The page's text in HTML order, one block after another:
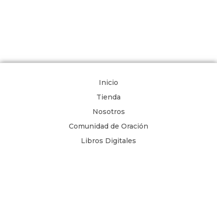
Inicio
Tienda
Nosotros
Comunidad de Oración
Libros Digitales